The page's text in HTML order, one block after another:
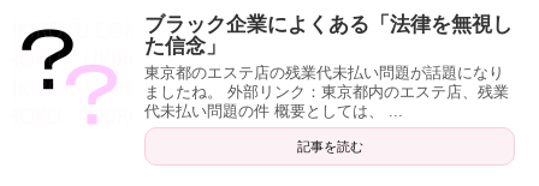
ブラック企業によくある「法律を無視し
た信念」
東京都のエステ店の残業代未払い問題が話題になり
ましたね。 外部リンク：東京都内のエステ店、残業
代未払い問題の件 概要としては、 ...
記事を読む